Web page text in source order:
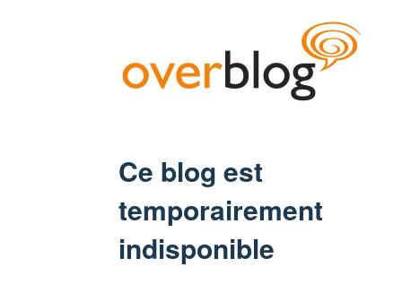
Ce blog est
temporairement
indisponible